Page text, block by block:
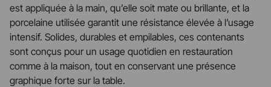
est appliquée à la main, qu’elle soit mate ou brillante, et la
porcelaine utilisée garantit une résistance élevée à l’usage
intensif. Solides, durables et empilables, ces contenants
sont conçus pour un usage quotidien en restauration
comme à la maison, tout en conservant une présence
graphique forte sur la table.